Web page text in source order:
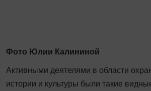
Фото Юлии Калининой
Активными деятелями в области
истории и культуры были такие